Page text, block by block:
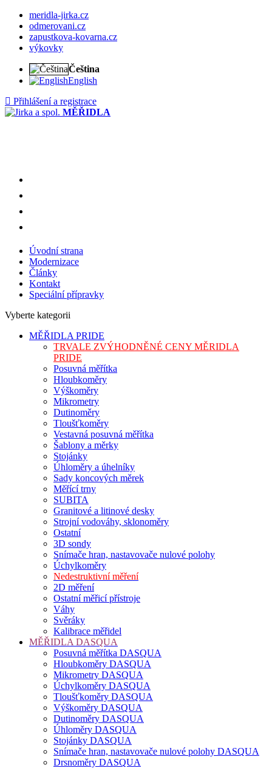
meridla-jirka.cz
odmerovani.cz
zapustkova-kovarna.cz
výkovky
Čeština
English
Přihlášení a registrace
MĚŘIDLA
Úvodní strana
Modernizace
Články
Kontakt
Speciální přípravky
Vyberte kategorii
MĚŘIDLA PRIDE
TRVALE ZVÝHODNĚNÉ CENY MĚRIDLA
PRIDE
Posuvná měřítka
Hloubkoměry
Výškoměry
Mikrometry
Dutinoměry
Tloušťkoměry
Vestavná posuvná měřítka
Šablony a měrky
Stojánky
Úhloměry a úhelníky
Sady koncových měrek
Měřící trny
SUBITA
Granitové a litinové desky
Strojní vodováhy, sklonoměry
Ostatní
3D sondy
Snímače hran, nastavovače nulové polohy
Úchylkoměry
Nedestruktivní měření
2D měření
Ostatní měřicí přístroje
Váhy
Svěráky
Kalibrace měřidel
MĚŘIDLA DASQUA
Posuvná měřítka DASQUA
Hloubkoměry DASQUA
Mikrometry DASQUA
Úchylkoměry DASQUA
Tloušťkoměry DASQUA
Výškoměry DASQUA
Dutinoměry DASQUA
Úhloměry DASQUA
Stojánky DASQUA
Snímače hran, nastavovače nulové polohy DASQUA
Drsnoměry DASQUA